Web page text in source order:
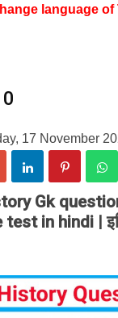
language of
17 November
Gk
in hindi |